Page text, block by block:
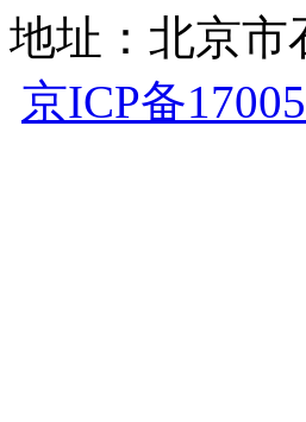
地址：北京市
京ICP备